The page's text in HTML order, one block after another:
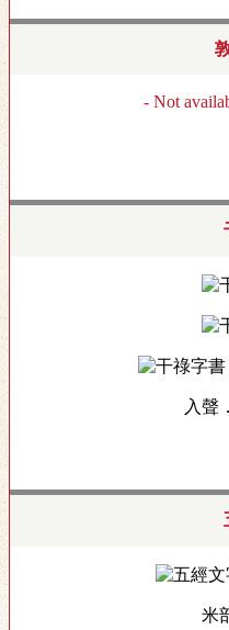
- Not
入聲
米